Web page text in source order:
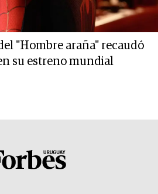
"Hombre araña" recaudó
su estreno mundial